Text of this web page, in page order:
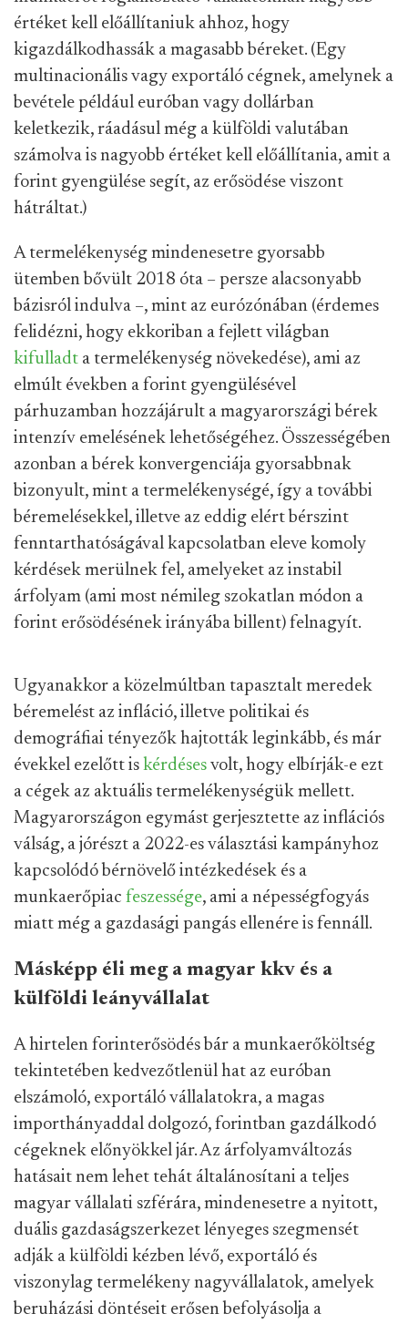
értéket kell előállítaniuk ahhoz, hogy
kigazdálkodhassák a magasabb béreket. (Egy
multinacionális vagy exportáló cégnek, amelynek a
bevétele például euróban vagy dollárban
keletkezik, ráadásul még a külföldi valutában
számolva is nagyobb értéket kell előállítania, amit a
forint gyengülése segít, az erősödése viszont
hátráltat.)
A termelékenység mindenesetre gyorsabb
ütemben bővült 2018 óta – persze alacsonyabb
bázisról indulva –, mint az eurózónában (érdemes
felidézni, hogy ekkoriban a fejlett világban
kifulladt a termelékenység növekedése), ami az
elmúlt években a forint gyengülésével
párhuzamban hozzájárult a magyarországi bérek
intenzív emelésének lehetőségéhez. Összességében
azonban a bérek konvergenciája gyorsabbnak
bizonyult, mint a termelékenységé, így a további
béremelésekkel, illetve az eddig elért bérszint
fenntarthatóságával kapcsolatban eleve komoly
kérdések merülnek fel, amelyeket az instabil
árfolyam (ami most némileg szokatlan módon a
forint erősödésének irányába billent) felnagyít.
Ugyanakkor a közelmúltban tapasztalt meredek
béremelést az infláció, illetve politikai és
demográfiai tényezők hajtották leginkább, és már
évekkel ezelőtt is kérdéses volt, hogy elbírják-e ezt
a cégek az aktuális termelékenységük mellett.
Magyarországon egymást gerjesztette az inflációs
válság, a jórészt a 2022-es választási kampányhoz
kapcsolódó bérnövelő intézkedések és a
munkaerőpiac feszessége, ami a népességfogyás
miatt még a gazdasági pangás ellenére is fennáll.
Másképp éli meg a magyar kkv és a
külföldi leányvállalat
A hirtelen forinterősödés bár a munkaerőköltség
tekintetében kedvezőtlenül hat az euróban
elszámoló, exportáló vállalatokra, a magas
importhányaddal dolgozó, forintban gazdálkodó
cégeknek előnyökkel jár. Az árfolyamváltozás
hatásait nem lehet tehát általánosítani a teljes
magyar vállalati szférára, mindenesetre a nyitott,
duális gazdaságszerkezet lényeges szegmensét
adják a külföldi kézben lévő, exportáló és
viszonylag termelékeny nagyvállalatok, amelyek
beruházási döntéseit erősen befolyásolja a